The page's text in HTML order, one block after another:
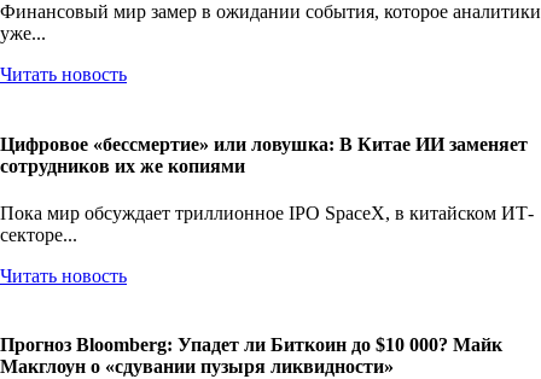
Финансовый мир замер в ожидании события, которое аналитики
уже...
Читать новость
Цифровое «бессмертие» или ловушка: В Китае ИИ заменяет
сотрудников их же копиями
Пока мир обсуждает триллионное IPO SpaceX, в китайском ИТ-
секторе...
Читать новость
Прогноз Bloomberg: Упадет ли Биткоин до $10 000? Майк
Макглоун о «сдувании пузыря ликвидности»